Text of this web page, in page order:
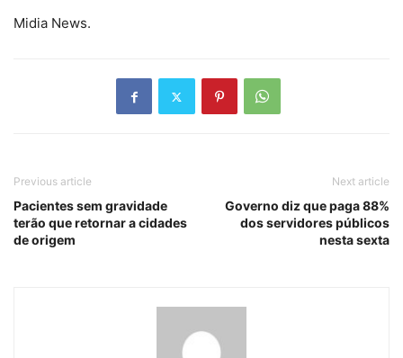
Midia News.
Previous article
Pacientes sem gravidade
terão que retornar a cidades
de origem
Next article
Governo diz que paga 88%
dos servidores públicos
nesta sexta